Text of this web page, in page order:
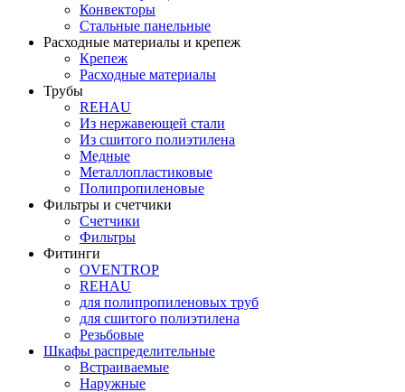
Конвекторы
Стальные панельные
Расходные материалы и крепеж
Крепеж
Расходные материалы
Трубы
REHAU
Из нержавеющей стали
Из сшитого полиэтилена
Медные
Металлопластиковые
Полипропиленовые
Фильтры и счетчики
Счетчики
Фильтры
Фитинги
OVENTROP
REHAU
для полипропиленовых труб
для сшитого полиэтилена
Резьбовые
Шкафы распределительные
Встраиваемые
Наружные